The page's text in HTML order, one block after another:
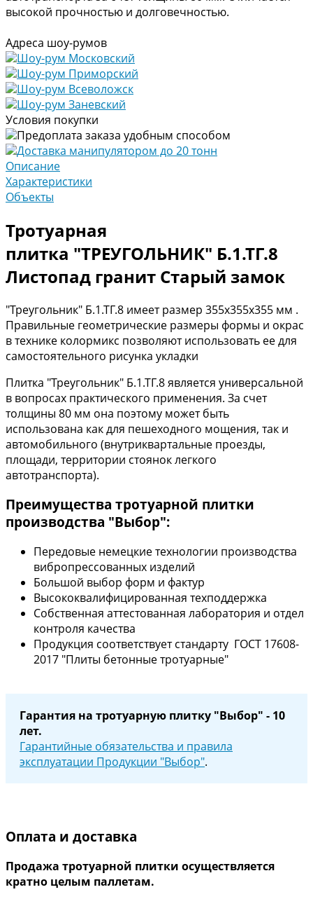
высокой прочностью и долговечностью.
Адреса шоу-румов
Шоу-рум Московский
Шоу-рум Приморский
Шоу-рум Всеволожск
Шоу-рум Заневский
Условия покупки
Предоплата заказа удобным способом
Доставка манипулятором до 20 тонн
Описание
Характеристики
Объекты
Тротуарная
плитка "ТРЕУГОЛЬНИК" Б.1.ТГ.8
Листопад гранит Старый замок
"Треугольник" Б.1.ТГ.8 имеет размер 355х355х355 мм .
Правильные геометрические размеры формы и окрас
в технике колормикс позволяют использовать ее для
самостоятельного рисунка укладки
Плитка "Треугольник" Б.1.ТГ.8 является универсальной
в вопросах практического применения. За счет
толщины 80 мм она поэтому может быть
использована как для пешеходного мощения, так и
автомобильного (внутриквартальные проезды,
площади, территории стоянок легкого
автотранспорта).
Преимущества тротуарной плитки
производства "Выбор":
Передовые немецкие технологии производства
вибропрессованных изделий
Большой выбор форм и фактур
Высококвалифицированная техподдержка
Собственная аттестованная лаборатория и отдел
контроля качества
Продукция соответствует стандарту ГОСТ 17608-
2017 "Плиты бетонные тротуарные"
Гарантия на тротуарную плитку "Выбор" - 10
лет.
Гарантийные обязательства и правила
эксплуатации Продукции "Выбор".
Оплата и доставка
Продажа тротуарной плитки осуществляется
кратно целым паллетам.